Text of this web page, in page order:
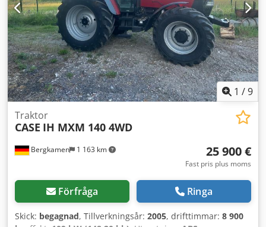
begagnad Användningsområden: produktion av inbundna
böcker, bokbinderier, tryckerier, grafiska företag,
produktion av album, kataloger och omslag.
Chjdoziwnbjpfx Airea
1 /9
Bergkamen 1 163 km
Traktor
CASE IH MXM 140 4WD
25 900 €
Fast pris plus moms
Förfråga Ringa
Skick: begagnad, Tillverkningsår: 2005, drifttimmar: 8 900